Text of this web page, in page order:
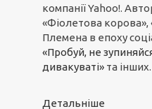
компанії Yahoo!.
«Фіолетова корова»,
Племена в епоху
«Пробуй, не
дивакуваті» та інших.
Детальніше